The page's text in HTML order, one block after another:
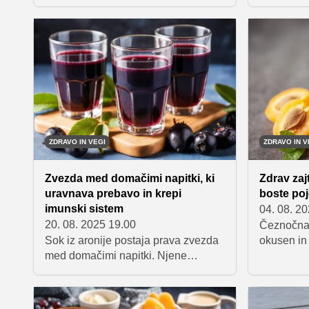
izboljša počutje. Cimet, ingver in
muškatni orešček so preprosti,
naravni pomočniki, ki delujejo hitro
in nežno. Ko jih združimo v tople
napitke, dobimo popolne
spremljevalce za trenutke, ko želimo
telesu dati možnost, da si odpočije
in ponovno zaživi v polnem ritmu.
živili.
in
katero je
ponuja
ZDRAVO IN VEGI
Zvezda med domačimi napitki, ki
uravnava prebavo in krepi
imunski sistem
20. 08. 2025 19.00
Sok iz aronije postaja prava zvezda
med domačimi napitki. Njene
le lepe na pogled, temveč so tudi
pravi zaklad antioksidantov. Če
ZDRAVO IN
Zdrav
boste
04. 08.
okusen in
pečice.
zalogo in